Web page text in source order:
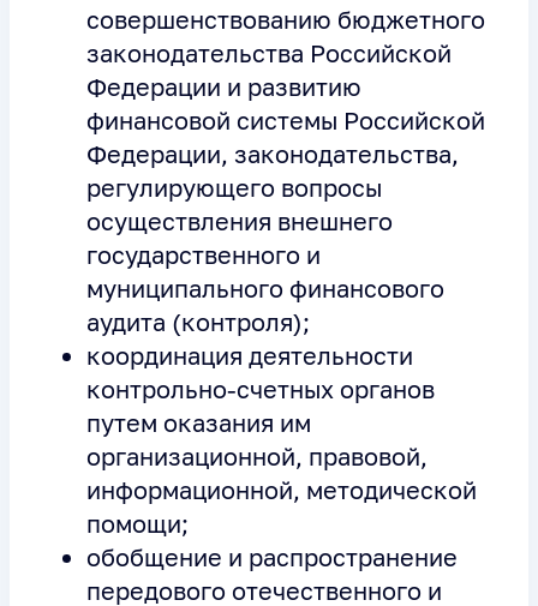
совершенствованию бюджетного
законодательства Российской
Федерации и развитию
финансовой системы Российской
Федерации, законодательства,
регулирующего вопросы
осуществления внешнего
государственного и
муниципального финансового
аудита (контроля);
координация деятельности
контрольно-счетных органов
путем оказания им
организационной, правовой,
информационной, методической
помощи;
обобщение и распространение
передового отечественного и